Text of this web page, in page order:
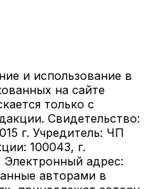
и использование в
на сайте
только с
Свидетельство:
г. Учредитель: ЧП
100043, г.
Электронный адрес:
авторами в